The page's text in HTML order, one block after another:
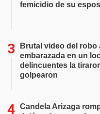
femicidio de su
Brutal video del robo
embarazada en un
delincuentes la
golpearon
Candela Arizaga